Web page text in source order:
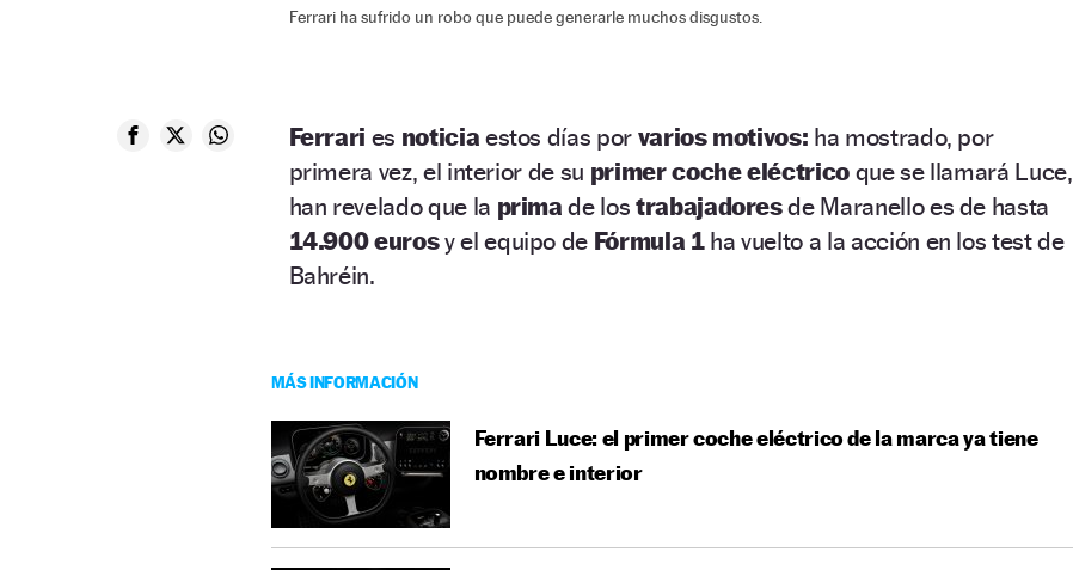
Ferrari ha sufrido un robo que puede generarle muchos disgustos.
Ferrari es noticia estos días porvarios motivos: ha mostrado, por
primera vez, el interior de su primer coche eléctricoque se llamará Luce,
han revelado que la primade los trabajadoresde Maranello es de hasta
14.900 eurosy el equipo de Fórmula 1 ha vuelto a la acción en los test de
Bahréin.
MÁS INFORMACIÓN
Ferrari Luce: el primer coche eléctrico de la marca ya tiene
nombre e interior